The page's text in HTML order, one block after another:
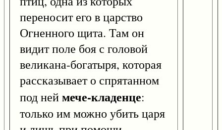
переносит его в царство
Огненного щита. Там он
видит поле боя с головой
великана-богатыря, которая
рассказывает о спрятанном
под неймече-кладенце:
только им можно убить царя